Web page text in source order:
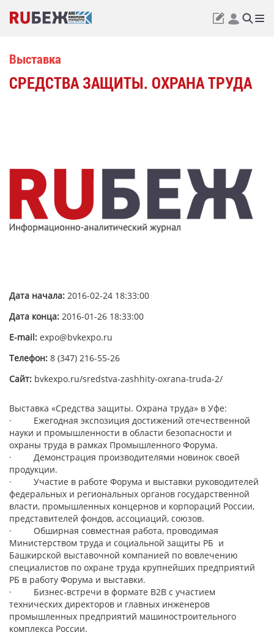
Выставка
СРЕДСТВА ЗАЩИТЫ. ОХРАНА ТРУДА
Дата начала: 2016-02-24 18:33:00
Дата конца: 2016-01-26 18:33:00
E-mail: expo@bvkexpo.ru
Телефон: 8 (347) 216-55-26
Сайт: bvkexpo.ru/sredstva-zashhity-oxrana-truda-2/
Выставка «Средства защиты. Охрана труда» в Уфе:
· Ежегодная экспозиция достижений отечественной
науки и промышленности в области безопасности и
охраны труда в рамках Промышленного Форума.
· Демонстрация производителями новинок своей
продукции.
· Участие в работе Форума и выставки руководителей
федеральных и региональных органов государственной
власти, промышленных концернов и корпораций России,
представителей фондов, ассоциаций, союзов.
· Обширная совместная работа, проводимая
Министерством труда и социальной защиты РБ и
Башкирской выставочной компанией по вовлечению
специалистов по охране труда крупнейших предприятий
РБ в работу Форума и выставки.
· Бизнес-встречи в формате B2B с участием
технических директоров и главных инженеров
промышленных предприятий машиностроительного
комплекса России.